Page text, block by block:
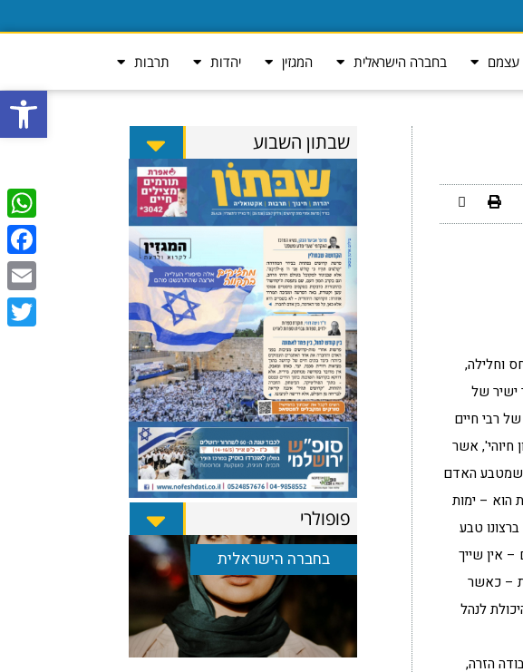
פתח
עצמם בחברה הישראלית המגזין יהדות תרבות
וחלילה,
ישיר של
רבי חיים
חיוהי', אשר
שמטבע האדם
הוא – ימות
טבע
אין שייך
– כאשר
לנהל
הזרה,
שבתון השבוע
פופולרי
בחברה הישראלית
Email